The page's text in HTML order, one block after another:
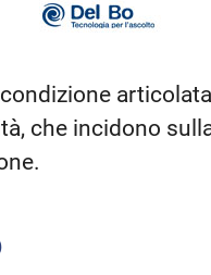
che incidono